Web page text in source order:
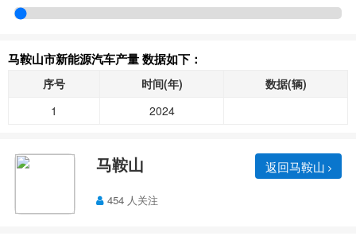
马鞍山市新能源汽车产量 数据如下：
序号 时间(年)
数据(辆)
1
2024
马鞍山 返回马鞍山
454 人关注